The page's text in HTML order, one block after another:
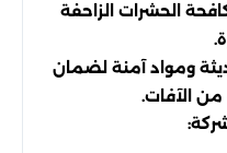
الحشرات الزاحفة
ومواد آمنة لضمان
من الآفات.